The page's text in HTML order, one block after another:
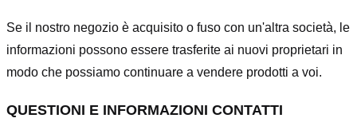
Se il nostro negozio è acquisito o fuso con un'altra società, le
informazioni possono essere trasferite ai nuovi proprietari in
modo che possiamo continuare a vendere prodotti a voi.
QUESTIONI E INFORMAZIONI CONTATTI